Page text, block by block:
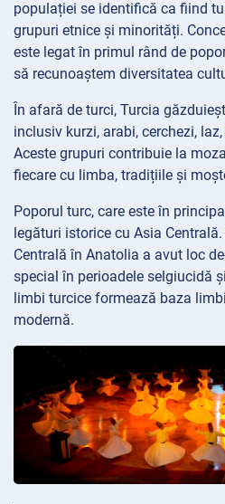
populației se identifică ca fiind
grupuri etnice și minorități.
este legat în primul rând de
să recunoaștem diversitatea
În afară de turci, Turcia
inclusiv kurzi, arabi, cerchezi,
Aceste grupuri contribuie la
fiecare cu limba, tradițiile și
Poporul turc, care este în
legături istorice cu Asia
Centrală în Anatolia a avut loc
special în perioadele selgiucidă
limbi turcice formează baza
modernă.